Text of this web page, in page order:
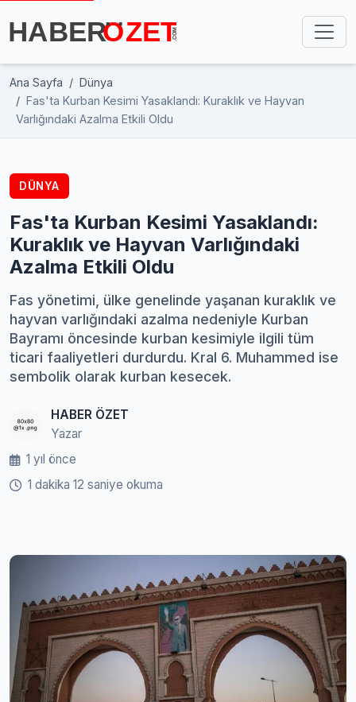
Ana Sayfa
Dünya
Fas'ta Kurban Kesimi Yasaklandı: Kuraklık ve Hayvan
Varlığındaki Azalma Etkili Oldu
DÜNYA
Fas'ta Kurban Kesimi Yasaklandı:
Kuraklık ve Hayvan Varlığındaki
Azalma Etkili Oldu
Fas yönetimi, ülke genelinde yaşanan kuraklık ve
hayvan varlığındaki azalma nedeniyle Kurban
Bayramı öncesinde kurban kesimiyle ilgili tüm
ticari faaliyetleri durdurdu. Kral 6. Muhammed ise
sembolik olarak kurban kesecek.
HABER ÖZET
Yazar
1 yıl önce
1 dakika 12 saniye okuma